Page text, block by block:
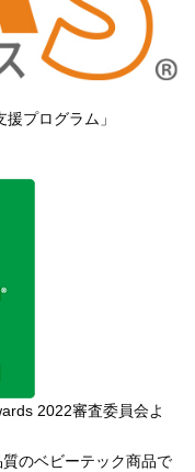
プログラム」
2022審査委員会よ
質のベビーテック商品で